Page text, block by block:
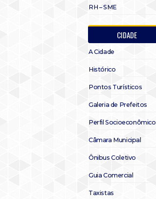
RH – SME
CIDADE
A Cidade
Histórico
Pontos Turísticos
Galeria de Prefeitos
Perfil Socioeconômico
Câmara Municipal
Ônibus Coletivo
Guia Comercial
Taxistas